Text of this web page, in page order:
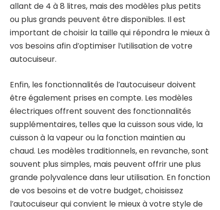
allant de 4 à 8 litres, mais des modèles plus petits
ou plus grands peuvent être disponibles. Il est
important de choisir la taille qui répondra le mieux à
vos besoins afin d’optimiser l’utilisation de votre
autocuiseur.
Enfin, les fonctionnalités de l’autocuiseur doivent
être également prises en compte. Les modèles
électriques offrent souvent des fonctionnalités
supplémentaires, telles que la cuisson sous vide, la
cuisson à la vapeur ou la fonction maintien au
chaud. Les modèles traditionnels, en revanche, sont
souvent plus simples, mais peuvent offrir une plus
grande polyvalence dans leur utilisation. En fonction
de vos besoins et de votre budget, choisissez
l’autocuiseur qui convient le mieux à votre style de